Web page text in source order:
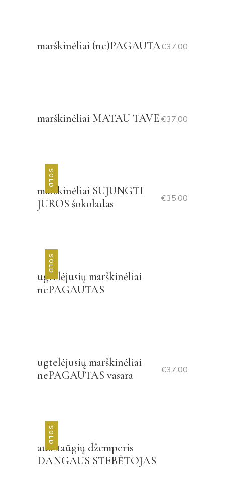
marškinėliai (ne)PAGAUTA€37.00
marškinėliai MATAU TAVE €37.00
SOLD
marškinėliai SUJUNGTI
JŪROS šokoladas
€35.00
SOLD
ūgtelėjusių marškinėliai
nePAGAUTAS
ūgtelėjusių marškinėliai
nePAGAUTAS vasara
€37.00
SOLD
aukštaūgių džemperis
DANGAUS STEBĖTOJAS